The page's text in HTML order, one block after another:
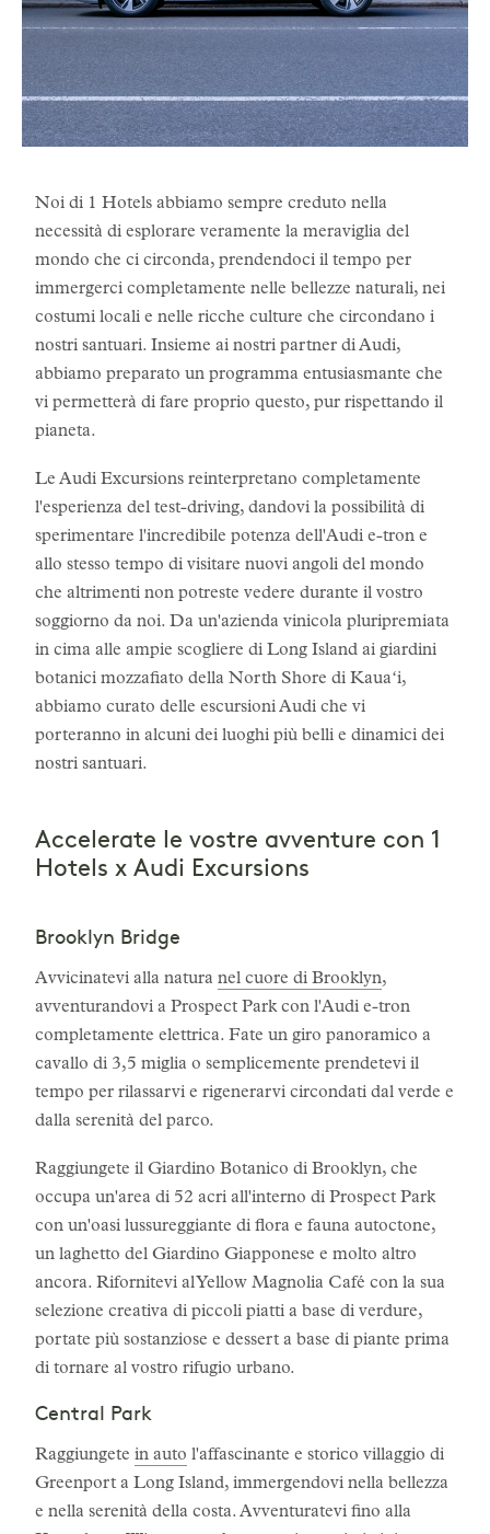
Noi di 1 Hotels abbiamo sempre creduto nella
necessità di esplorare veramente la meraviglia del
mondo che ci circonda, prendendoci il tempo per
immergerci completamente nelle bellezze naturali, nei
costumi locali e nelle ricche culture che circondano i
nostri santuari. Insieme ai nostri partner di Audi,
abbiamo preparato un programma entusiasmante che
vi permetterà di fare proprio questo, pur rispettando il
pianeta.
Le Audi Excursions reinterpretano completamente
l'esperienza del test-driving, dandovi la possibilità di
sperimentare l'incredibile potenza dell'Audi e-tron e
allo stesso tempo di visitare nuovi angoli del mondo
che altrimenti non potreste vedere durante il vostro
soggiorno da noi. Da un'azienda vinicola pluripremiata
in cima alle ampie scogliere di Long Island ai giardini
botanici mozzafiato della North Shore di Kauaʻi,
abbiamo curato delle escursioni Audi che vi
porteranno in alcuni dei luoghi più belli e dinamici dei
nostri santuari.
Accelerate le vostre avventure con 1
Hotels x Audi Excursions
Brooklyn Bridge
Avvicinatevi alla natura nel cuore di Brooklyn,
avventurandovi a Prospect Park con l'Audi e-tron
completamente elettrica. Fate un giro panoramico a
cavallo di 3,5 miglia o semplicemente prendetevi il
tempo per rilassarvi e rigenerarvi circondati dal verde e
dalla serenità del parco.
Raggiungete il Giardino Botanico di Brooklyn, che
occupa un'area di 52 acri all'interno di Prospect Park
con un'oasi lussureggiante di flora e fauna autoctone,
un laghetto del Giardino Giapponese e molto altro
ancora. Rifornitevi al Yellow Magnolia Café con la sua
selezione creativa di piccoli piatti a base di verdure,
portate più sostanziose e dessert a base di piante prima
di tornare al vostro rifugio urbano.
Central Park
Raggiungete in auto l'affascinante e storico villaggio di
Greenport a Long Island, immergendovi nella bellezza
e nella serenità della costa. Avventuratevi fino alla